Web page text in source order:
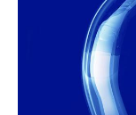
CDU, SPD und
Umfragen,
Wahlprogramme,
und Hintergründe
und Kandidaten
Sendungen
Audio-Archiv